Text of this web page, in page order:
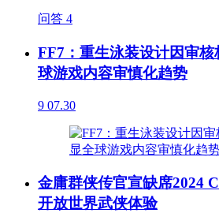
问答 4
FF7：重生泳装设计因审
球游戏内容审慎化趋势
9 07.30
金庸群侠传官宣缺席2024
开放世界武侠体验